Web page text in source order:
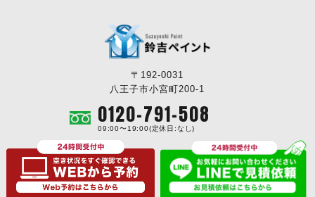
〒192-0031
八王子市小宮町200-1
0120-791-508
09:00〜19:00(定休日:なし)